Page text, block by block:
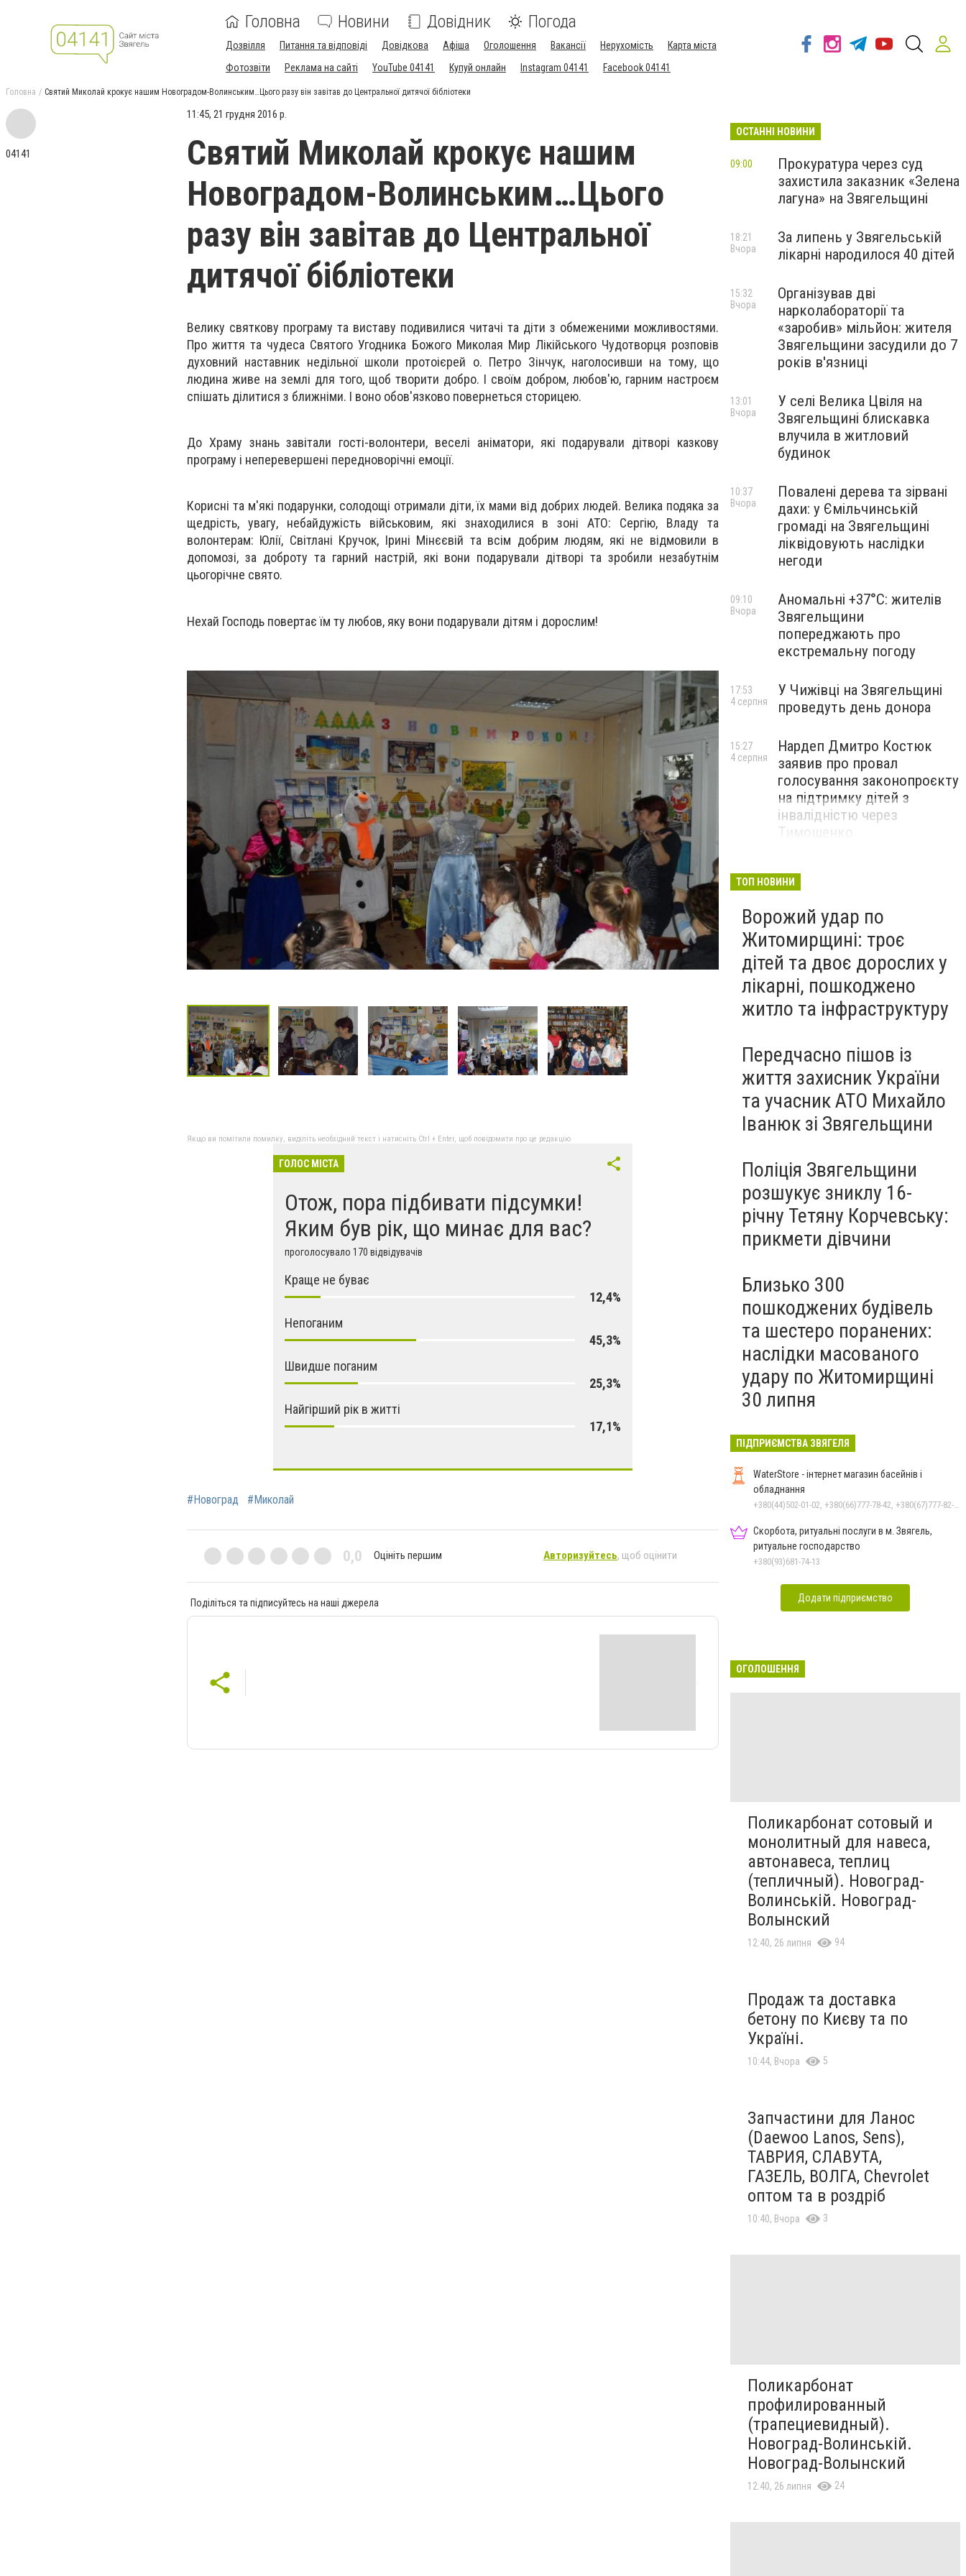
Головна Новини Довідник Погода
Дозвілля Питання та відповіді Довідкова Афіша Оголошення Вакансії Нерухомість
Карта міста
Фотозвіти
Реклама на сайті YouTube 04141 Купуй онлайн Instagram 04141 Facebook 04141
Головна Святий Миколай крокує нашим Новоградом-Волинським…Цього разу він завітав до Центральної дитячої бібліотеки
04141
11:45, 21 грудня 2016 р.
Святий Миколай крокує нашим
Новоградом-Волинським…Цього
разу він завітав до Центральної
дитячої бібліотеки
Велику святкову програму та виставу подивилися читачі та діти з обмеженими можливостями.
Про життя та чудеса Святого Угодника Божого Миколая Мир Лікійського Чудотворця розповів
духовний наставник недільної школи протоієрей о. Петро Зінчук, наголосивши на тому, що
людина живе на землі для того, щоб творити добро. І своїм добром, любов′ю, гарним настроєм
спішать ділитися з ближніми. І воно обов′язково повернеться сторицею.
До Храму знань завітали гості-волонтери, веселі аніматори, які подарували дітворі казкову
програму і неперевершені передноворічні емоції.
Корисні та м′які подарунки, солодощі отримали діти, їх мами від добрих людей. Велика подяка за
щедрість, увагу, небайдужість військовим, які знаходилися в зоні АТО: Сергію, Владу та
волонтерам: Юлії, Світлані Кручок, Ірині Мінєєвій та всім добрим людям, які не відмовили в
допомозі, за доброту та гарний настрій, які вони подарували дітворі та зробили незабутнім
цьогорічне свято.
Нехай Господь повертає їм ту любов, яку вони подарували дітям і дорослим!
Якщо ви помітили помилку, виділіть необхідний текст і натисніть Ctrl + Enter, щоб повідомити про це редакцію
ГОЛОС МІСТА
Отож, пора підбивати підсумки!
Яким був рік, що минає для вас?
проголосувало 170 відвідувачів
Краще не буває
12,4%
Непоганим
45,3%
Швидше поганим
25,3%
Найгірший рік в житті
17,1%
#Новоград #Миколай
0,0 Оцініть першим Авторизуйтесь, щоб оцінити
Поділіться та підписуйтесь на наші джерела
ОСТАННІ НОВИНИ
Прокуратура через суд
захистила заказник «Зелена
лагуна» на Звягельщині
09:00
За липень у Звягельській
лікарні народилося 40 дітей
18:21
Вчора
Організував дві
нарколабораторії та
«заробив» мільйон: жителя
Звягельщини засудили до 7
років в'язниці
15:32
Вчора
У селі Велика Цвіля на
Звягельщині блискавка
влучила в житловий
будинок
13:01
Вчора
Повалені дерева та зірвані
дахи: у Ємільчинській
громаді на Звягельщині
ліквідовують наслідки
негоди
10:37
Вчора
Аномальні +37°C: жителів
Звягельщини
попереджають про
екстремальну погоду
09:10
Вчора
У Чижівці на Звягельщині
проведуть день донора
17:53
4 серпня
Нардеп Дмитро Костюк
заявив про провал
голосування законопроєкту
на підтримку дітей з
інвалідністю через
Тимошенко
15:27
4 серпня
ТОП НОВИНИ
Ворожий удар по
Житомирщині: троє
дітей та двоє дорослих у
лікарні, пошкоджено
житло та інфраструктуру
Передчасно пішов із
життя захисник України
та учасник АТО Михайло
Іванюк зі Звягельщини
Поліція Звягельщини
розшукує зниклу 16-
річну Тетяну Корчевську:
прикмети дівчини
Близько 300
пошкоджених будівель
та шестеро поранених:
наслідки масованого
удару по Житомирщині
30 липня
ПІДПРИЄМСТВА ЗВЯГЕЛЯ
WaterStore - інтернет магазин басейнів і
обладнання
+380(44)502-01-02, +380(66)777-78-42, +380(67)777-82-19, +380(67)890-80-80, +380(73)890-80-80, +380(44)502-01-03
Скорбота, ритуальні послуги в м. Звягель,
ритуальне господарство
+380(93)681-74-13
Додати підприємство
ОГОЛОШЕННЯ
Поликарбонат сотовый и
монолитный для навеса,
автонавеса, теплиц
(тепличный). Новоград-
Волинській. Новоград-
Волынский
12:40, 26 липня 94
Продаж та доставка
бетону по Києву та по
Україні.
10:44, Вчора 5
Запчастини для Ланос
(Daewoo Lanos, Sens),
ТАВРИЯ, СЛАВУТА,
ГАЗЕЛЬ, ВОЛГА, Chevrolet
оптом та в роздріб
10:40, Вчора 3
Поликарбонат
профилированный
(трапециевидный).
Новоград-Волинській.
Новоград-Волынский
12:40, 26 липня 24